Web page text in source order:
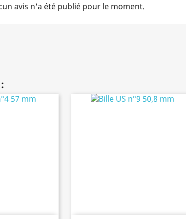
avis n'a été publié pour le moment.